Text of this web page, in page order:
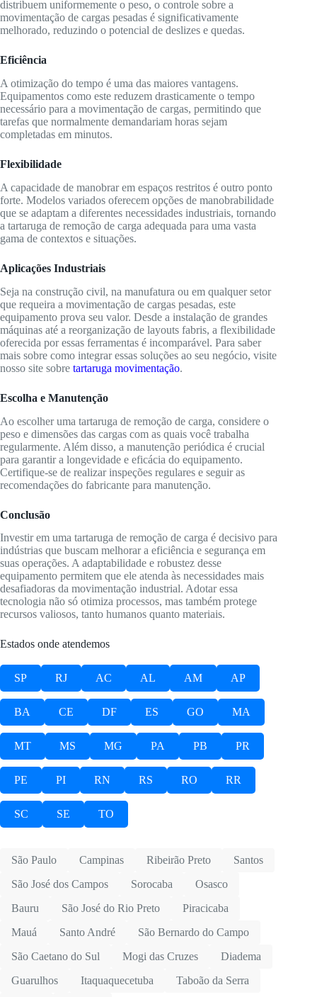
distribuem uniformemente o peso, o controle sobre a
movimentação de cargas pesadas é significativamente
melhorado, reduzindo o potencial de deslizes e quedas.
Eficiência
A otimização do tempo é uma das maiores vantagens.
Equipamentos como este reduzem drasticamente o tempo
necessário para a movimentação de cargas, permitindo que
tarefas que normalmente demandariam horas sejam
completadas em minutos.
Flexibilidade
A capacidade de manobrar em espaços restritos é outro ponto
forte. Modelos variados oferecem opções de manobrabilidade
que se adaptam a diferentes necessidades industriais, tornando
a tartaruga de remoção de carga adequada para uma vasta
gama de contextos e situações.
Aplicações Industriais
Seja na construção civil, na manufatura ou em qualquer setor
que requeira a movimentação de cargas pesadas, este
equipamento prova seu valor. Desde a instalação de grandes
máquinas até a reorganização de layouts fabris, a flexibilidade
oferecida por essas ferramentas é incomparável. Para saber
mais sobre como integrar essas soluções ao seu negócio, visite
nosso site sobre tartaruga movimentação.
Escolha e Manutenção
Ao escolher uma tartaruga de remoção de carga, considere o
peso e dimensões das cargas com as quais você trabalha
regularmente. Além disso, a manutenção periódica é crucial
para garantir a longevidade e eficácia do equipamento.
Certifique-se de realizar inspeções regulares e seguir as
recomendações do fabricante para manutenção.
Conclusão
Investir em uma tartaruga de remoção de carga é decisivo para
indústrias que buscam melhorar a eficiência e segurança em
suas operações. A adaptabilidade e robustez desse
equipamento permitem que ele atenda às necessidades mais
desafiadoras da movimentação industrial. Adotar essa
tecnologia não só otimiza processos, mas também protege
recursos valiosos, tanto humanos quanto materiais.
Estados onde atendemos
SP RJ AC AL AM AP
BA CE DF ES GO MA
MT MS MG PA PB PR
PE PI RN RS RO RR
SC SE TO
São Paulo Campinas Ribeirão Preto
Santos
São José dos Campos
Sorocaba
Osasco
Bauru
São José do Rio Preto
Piracicaba
Mauá
Santo André
São Bernardo do Campo
São Caetano do Sul
Mogi das Cruzes
Diadema
Guarulhos
Itaquaquecetuba Taboão da Serra